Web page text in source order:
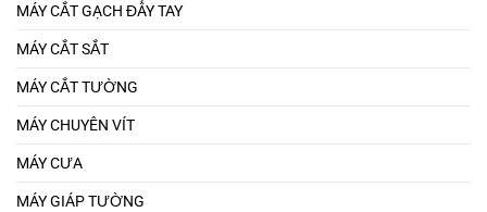
MÁY CẮT GẠCH ĐẨY TAY
MÁY CẮT SẮT
MÁY CẮT TƯỜNG
MÁY CHUYÊN VÍT
MÁY CƯA
MÁY GIÁP TƯỜNG